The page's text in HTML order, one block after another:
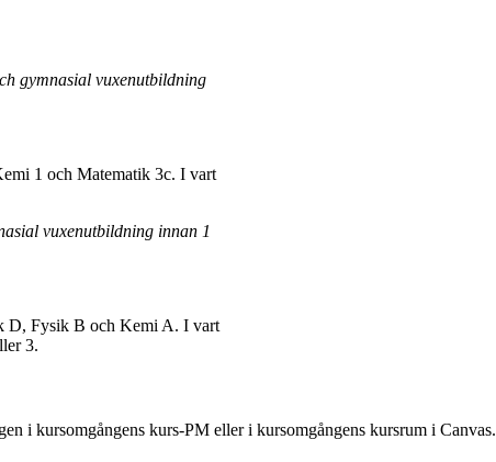
gymnasial vuxenutbildning
1 och Matematik 3c. I vart
vuxenutbildning innan 1
D, Fysik B och Kemi A. I vart
3.
i kursomgångens kurs-PM eller i kursomgångens kursrum i Canvas.